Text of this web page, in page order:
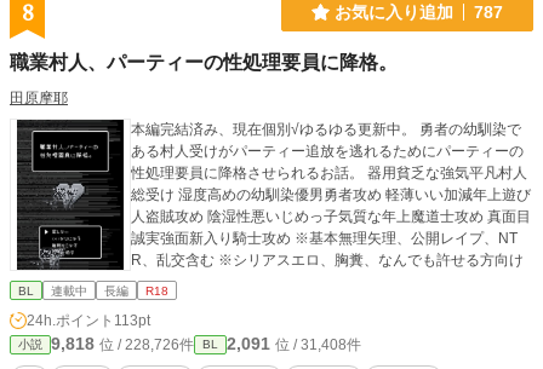
8 お気に入り追加 787
職業村人、パーティーの性処理要員に降格。
田原摩耶
本編完結済み、現在個別√ゆるゆる更新中。 勇者の幼馴染で
ある村人受けがパーティー追放を逃れるためにパーティーの
性処理要員に降格させられるお話。 器用貧乏な強気平凡村人
総受け 湿度高めの幼馴染優男勇者攻め 軽薄いい加減年上遊び
人盗賊攻め 陰湿性悪いじめっ子気質な年上魔道士攻め 真面目
誠実強面新入り騎士攻め ※基本無理矢理、公開レイプ、NT
R、乱交含む ※シリアスエロ、胸糞、なんでも許せる方向け
BL 連載中 長編 R18
24h.ポイント 113pt
小説 9,818 位 / 228,726件 BL 2,091 位 / 31,408件